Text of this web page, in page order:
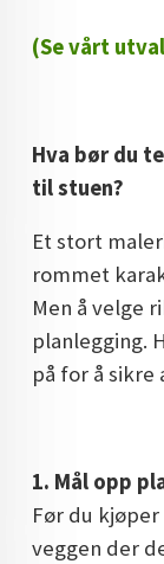
KUNST
NORSK KUNST
DOPAMIN DECOR
(Se vårt
Hva bør du
til stuen?
Et stort
rommet
Men å velge
planlegging.
på for å sikre
1. Mål opp
Før du
veggen der